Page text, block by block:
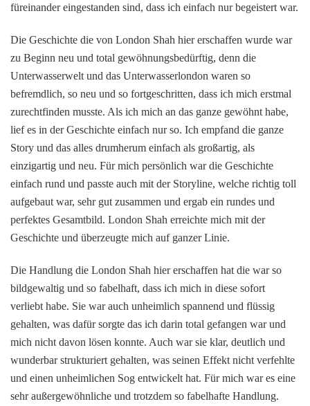
füreinander eingestanden sind, dass ich einfach nur begeistert war.
Die Geschichte die von London Shah hier erschaffen wurde war
zu Beginn neu und total gewöhnungsbedürftig, denn die
Unterwasserwelt und das Unterwasserlondon waren so
befremdlich, so neu und so fortgeschritten, dass ich mich erstmal
zurechtfinden musste. Als ich mich an das ganze gewöhnt habe,
lief es in der Geschichte einfach nur so. Ich empfand die ganze
Story und das alles drumherum einfach als großartig, als
einzigartig und neu. Für mich persönlich war die Geschichte
einfach rund und passte auch mit der Storyline, welche richtig toll
aufgebaut war, sehr gut zusammen und ergab ein rundes und
perfektes Gesamtbild. London Shah erreichte mich mit der
Geschichte und überzeugte mich auf ganzer Linie.
Die Handlung die London Shah hier erschaffen hat die war so
bildgewaltig und so fabelhaft, dass ich mich in diese sofort
verliebt habe. Sie war auch unheimlich spannend und flüssig
gehalten, was dafür sorgte das ich darin total gefangen war und
mich nicht davon lösen konnte. Auch war sie klar, deutlich und
wunderbar strukturiert gehalten, was seinen Effekt nicht verfehlte
und einen unheimlichen Sog entwickelt hat. Für mich war es eine
sehr außergewöhnliche und trotzdem so fabelhafte Handlung.